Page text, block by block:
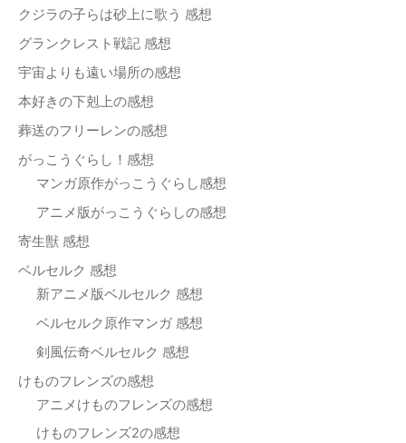
クジラの子らは砂上に歌う 感想
グランクレスト戦記 感想
宇宙よりも遠い場所の感想
本好きの下剋上の感想
葬送のフリーレンの感想
がっこうぐらし！感想
マンガ原作がっこうぐらし感想
アニメ版がっこうぐらしの感想
寄生獣 感想
ベルセルク 感想
新アニメ版ベルセルク 感想
ベルセルク原作マンガ 感想
剣風伝奇ベルセルク 感想
けものフレンズの感想
アニメけものフレンズの感想
けものフレンズ2の感想